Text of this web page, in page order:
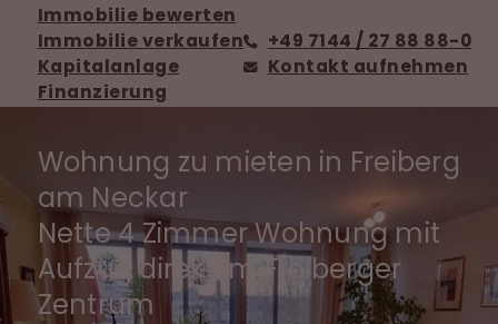
Immobilie bewerten
Immobilie verkaufen
Kapitalanlage
Finanzierung
+49 7144 / 27 88 88-0
Kontakt aufnehmen
Wohnung zu mieten in Freiberg
am Neckar
Nette 4 Zimmer Wohnung mit
Aufzug direkt im Freiberger
Zentrum